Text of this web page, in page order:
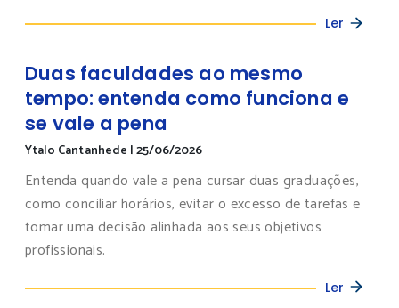
Ler
Duas faculdades ao mesmo
tempo: entenda como funciona e
se vale a pena
Ytalo Cantanhede |25/06/2026
Entenda quando vale a pena cursar duas graduações,
como conciliar horários, evitar o excesso de tarefas e
tomar uma decisão alinhada aos seus objetivos
profissionais.
Ler